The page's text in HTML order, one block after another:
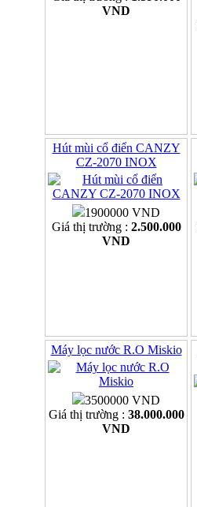
VND
Hút mùi cổ điển CANZY
CZ-2070 INOX
1900000 VND
Giá thị trường : 2.500.000
VND
Máy lọc nước R.O Miskio
3500000 VND
Giá thị trường : 38.000.000
VND